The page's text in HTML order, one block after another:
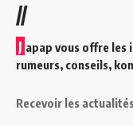
//
J apap vous offre les
rumeurs, conseils,
Recevoir les